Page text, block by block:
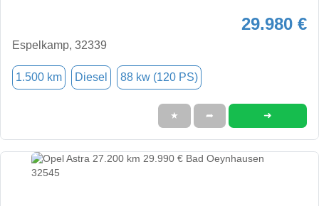
29.980 €
Espelkamp, 32339
1.500 km Diesel 88 kw (120 PS)
★ ➦ ➜